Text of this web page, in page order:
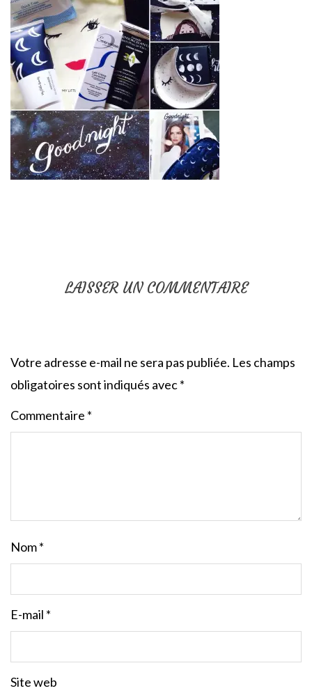
LAISSER UN COMMENTAIRE
Votre adresse e-mail ne sera pas publiée. Les champs
obligatoires sont indiqués avec*
Commentaire *
Nom*
E-mail *
Site web